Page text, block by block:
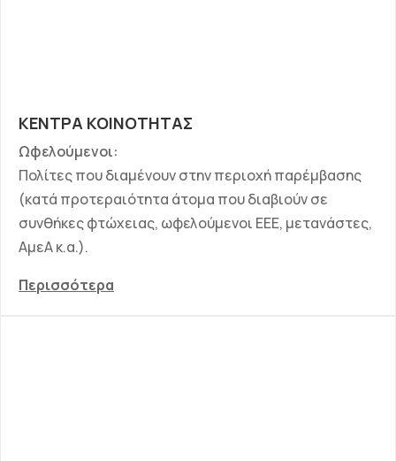
ΚΕΝΤΡΑ ΚΟΙΝΟΤΗΤΑΣ
Ωφελούμενοι:
Πολίτες που διαμένουν στην περιοχή παρέμβασης
(κατά προτεραιότητα άτομα που διαβιούν σε
συνθήκες φτώχειας, ωφελούμενοι ΕΕΕ, μετανάστες,
ΑμεΑ κ.α.).
Περισσότερα